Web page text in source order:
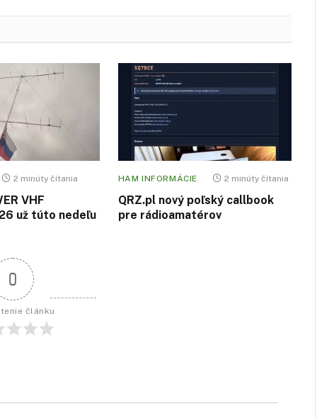
2 minúty čítania
VHF
už túto nedeľu
HAM INFORMÁCIE 2 minúty čítania
QRZ.pl nový poľský callbook
pre rádioamatérov
0
článku